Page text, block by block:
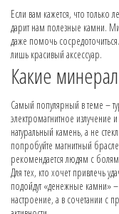
Если вам кажется, что только
дарит нам полезные камни.
даже помочь
лишь красивый аксессуар.
Какие
Самый популярный в теме –
электромагнитное излучение
натуральный камень, а не
попробуйте магнитный
рекоменда­ется людям с
Для тех, кто хочет привлечь
подойдут «денежные камни»
настроение, а в сочетании с